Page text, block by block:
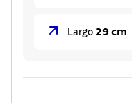
Largo 29 cm